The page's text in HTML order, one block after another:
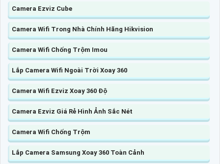
Camera Ezviz Cube
Camera Wifi Trong Nhà Chính Hãng Hikvision
Camera Wifi Chống Trộm Imou
Lắp Camera Wifi Ngoài Trời Xoay 360
Camera Wifi Ezviz Xoay 360 Độ
Camera Ezviz Giá Rẻ Hình Ảnh Sắc Nét
Camera Wifi Chống Trộm
Lắp Camera Samsung Xoay 360 Toàn Cảnh